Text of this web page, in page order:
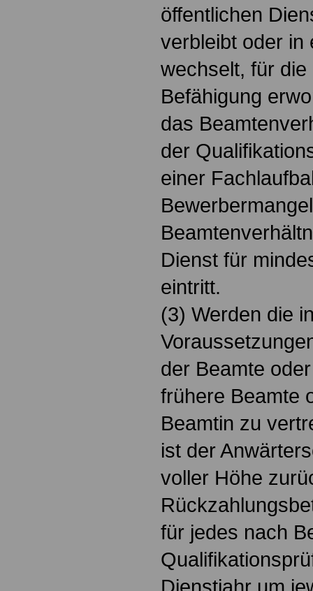
öffentlichen
verbleibt oder in
wechselt, für
Befähigung
das
der
einer
Dienst für
eintritt.
(3) Werden die
der Beamte
frühere Beamte
Beamtin zu
ist der
voller Höhe
für jedes nach